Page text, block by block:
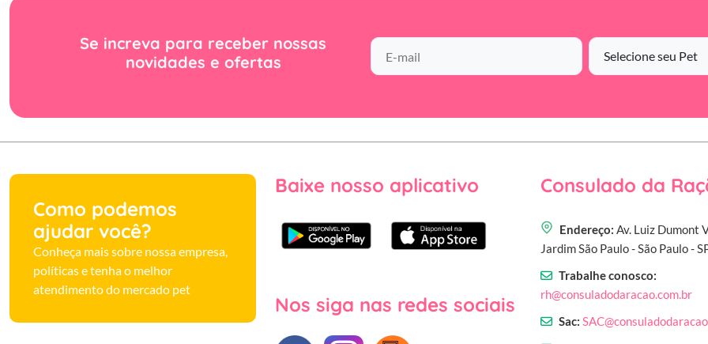
Se increva para receber nossas
novidades e ofertas
Como podemos
ajudar você?
Conheça mais sobre nossa empresa,
políticas e tenha o melhor
atendimento do mercado pet
Baixe nosso aplicativo
Nos siga nas redes sociais
Consulado da
Endereço: Av. Luiz Dumont
Jardim São Paulo - São Paulo -
Trabalhe conosco:
rh@consuladodaracao.com.br
Sac: